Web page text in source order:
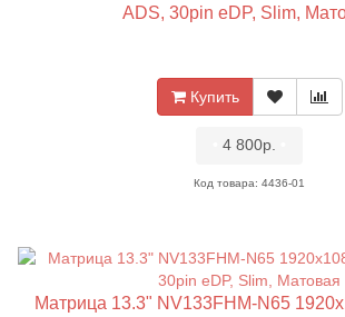
ADS, 30pin eDP, Slim,
Купить
4 800р.
Код товара: 4436-01
Матрица 13.3" NV133FHM-N65